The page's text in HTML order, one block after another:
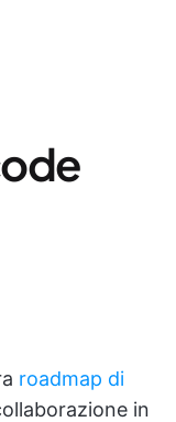
roadmap di
in